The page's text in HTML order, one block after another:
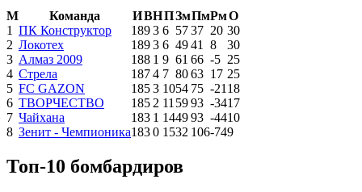
М Команда ИВНПЗмПмРмО
1 ПК Конструктор 1893 6 5737 20 30
2 Локотех 1893 6 4941 8
30
3 Алмаз 2009 188 1 9 61 66 -5 25
4 Стрела 1874 7 8063 17 25
5 FC GAZON 1853 1054 75 -21 18
6 ТВОРЧЕСТВО 185 2 11 5993 -3417
7 Чайхана 183 1 144993 -4410
8 Зенит - Чемпионика1830 1532 106-749
Топ-10 бомбардиров